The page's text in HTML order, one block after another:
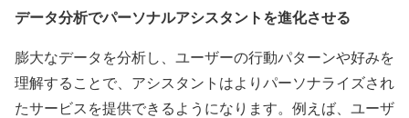
データ分析でパーソナルアシスタントを進化させる
膨大なデータを分析し、ユーザーの行動パターンや好みを
理解することで、アシスタントはよりパーソナライズされ
たサービスを提供できるようになります。例えば、ユーザ